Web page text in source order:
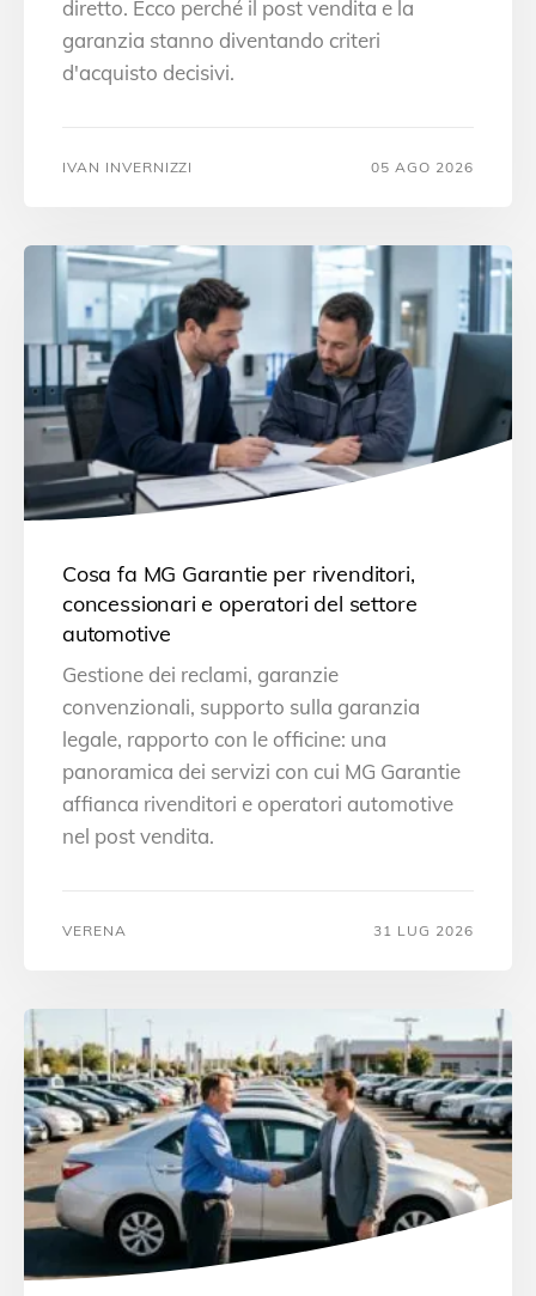
diretto. Ecco perché il post vendita e la
garanzia stanno diventando criteri
d'acquisto decisivi.
IVAN INVERNIZZI 05 AGO 2026
Cosa fa MG Garantie per rivenditori,
concessionari e operatori del settore
automotive
Gestione dei reclami, garanzie
convenzionali, supporto sulla garanzia
legale, rapporto con le officine: una
panoramica dei servizi con cui MG Garantie
affianca rivenditori e operatori automotive
nel post vendita.
VERENA 31 LUG 2026